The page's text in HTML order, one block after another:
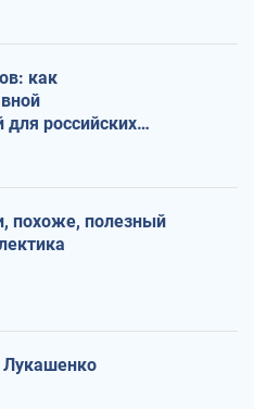
как
российских
похоже, полезный